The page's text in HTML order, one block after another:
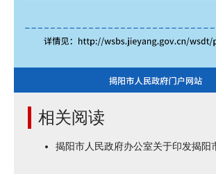
相关阅读
揭阳市人民政府办公室关于印发揭阳